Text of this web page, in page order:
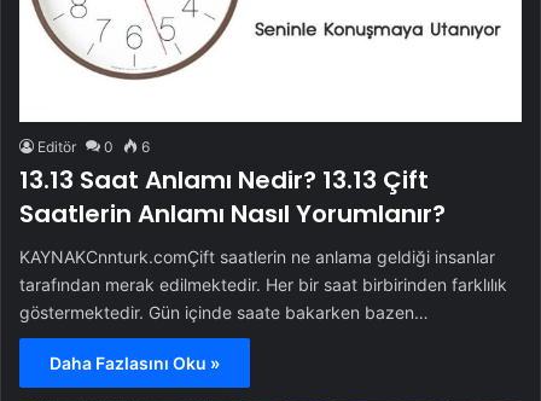
Editör 0 6
13.13 Saat Anlamı Nedir? 13.13 Çift
Saatlerin Anlamı Nasıl Yorumlanır?
KAYNAKCnnturk.comÇift saatlerin ne anlama geldiği insanlar
tarafından merak edilmektedir. Her bir saat birbirinden farklılık
göstermektedir. Gün içinde saate bakarken bazen…
Daha Fazlasını Oku »